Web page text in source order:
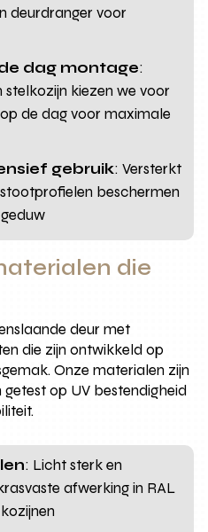
deurdranger voor
dag montage:
kiezen we voor
de dag voor maximale
gebruik: Versterkt
beschermen
die
deur met
die zijn ontwikkeld op
Onze materialen zijn
op UV bestendigheid
: Licht sterk en
afwerking in RAL